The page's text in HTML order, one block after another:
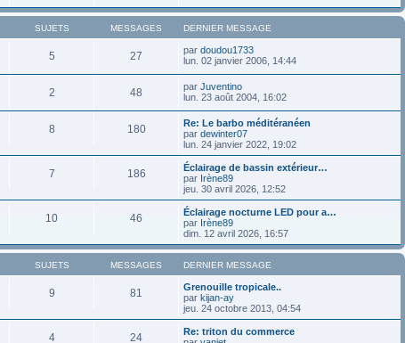
SUJETS MESSAGES DERNIER MESSAGE
5 27 par doudou1733
lun. 02 janvier 2006, 14:44
2 48 par Juventino
lun. 23 août 2004, 16:02
8 180
Re: Le barbo méditéranéen
par dewinter07
lun. 24 janvier 2022, 19:02
7 186
Éclairage de bassin extérieur…
par Irène89
jeu. 30 avril 2026, 12:52
10 46
Éclairage nocturne LED pour a…
par Irène89
dim. 12 avril 2026, 16:57
SUJETS MESSAGES DERNIER MESSAGE
9 81
Grenouille tropicale..
par kijan-ay
jeu. 24 octobre 2013, 04:54
4 24
Re: triton du commerce